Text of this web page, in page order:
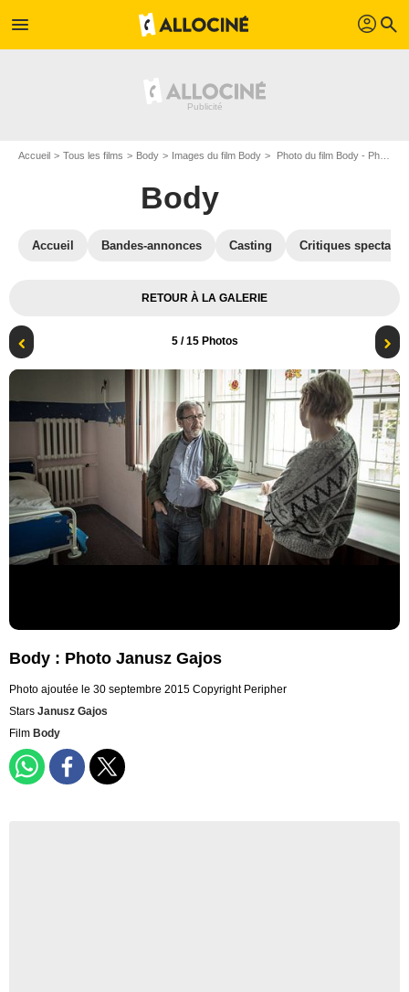
menu profil search
Accueil Tous les films Body Images du film Body Photo du film Body - Photo 5
Body
Accueil Bandes-annonces Casting Critiques
RETOUR À LA GALERIE
5/ 15 Photos
Body : Photo Janusz Gajos
Photo ajoutée le 30 septembre 2015 Copyright Peripher
Stars Janusz Gajos
Film Body